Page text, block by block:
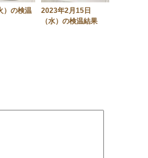
）の検温
2023年2月15日
（水）の検温結果